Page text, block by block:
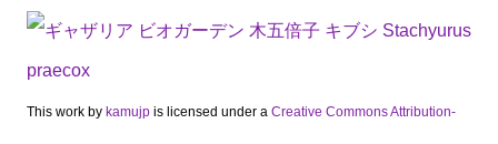
This work by kamujp is licensed under a Creative Commons Attribution-